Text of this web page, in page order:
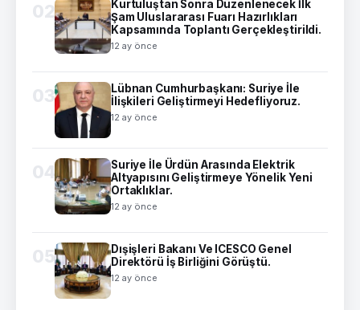
02
Kurtuluştan Sonra Düzenlenecek İlk
Şam Uluslararası Fuarı Hazırlıkları
Kapsamında Toplantı Gerçekleştirildi.
12 ay önce
03
Lübnan Cumhurbaşkanı: Suriye İle
İlişkileri Geliştirmeyi Hedefliyoruz.
12 ay önce
04
Suriye İle Ürdün Arasında Elektrik
Altyapısını Geliştirmeye Yönelik Yeni
Ortaklıklar.
12 ay önce
05
Dışişleri Bakanı Ve ICESCO Genel
Direktörü İş Birliğini Görüştü.
12 ay önce